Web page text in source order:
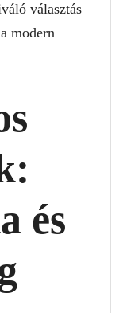
választás
modern
és